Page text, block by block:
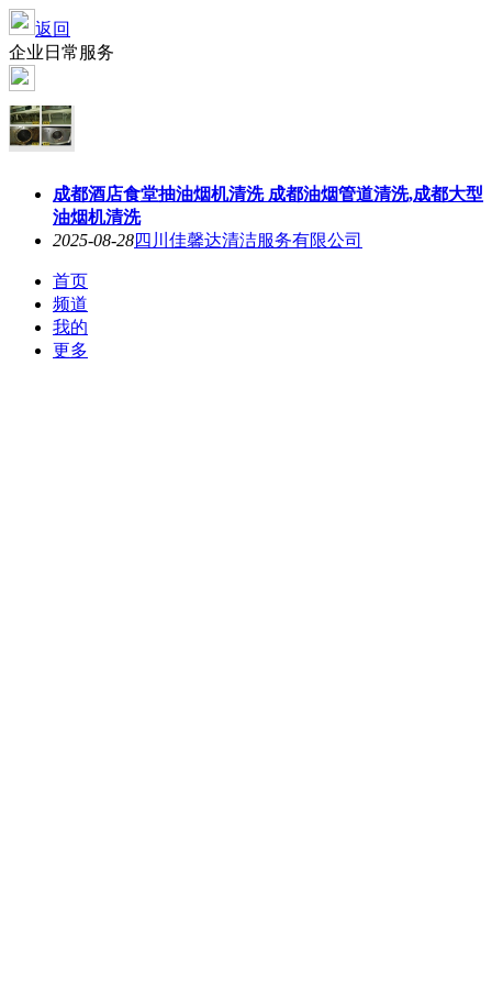
返回
企业日常服务
成都酒店食堂抽油烟机清洗 成都油烟管道清洗,成都大型
油烟机清洗
2025-08-28四川佳馨达清洁服务有限公司
首页
频道
我的
更多